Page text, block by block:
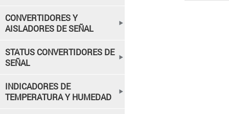
CONVERTIDORES Y
AISLADORES DE SEÑAL
STATUS CONVERTIDORES DE
SEÑAL
INDICADORES DE
TEMPERATURA Y HUMEDAD